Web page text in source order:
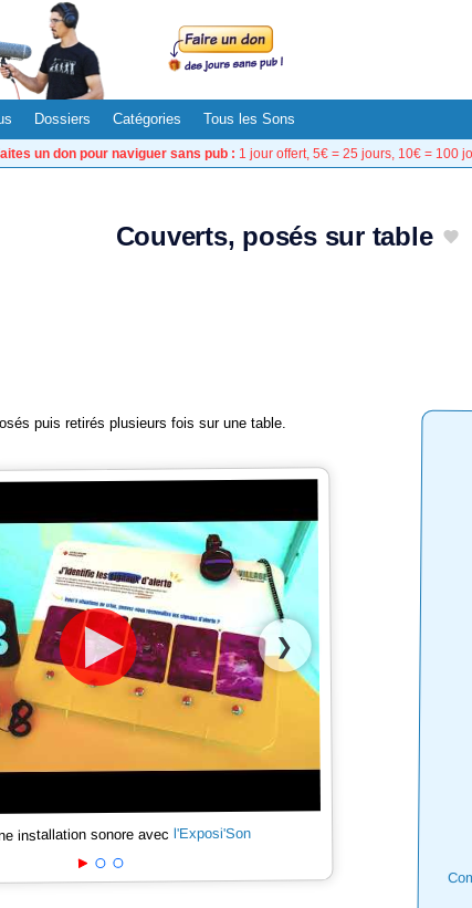
Dossiers Catégories Tous les Sons
un don pour naviguer sans pub : 1 jour offert, 5€ = 25 jours, 10€ = 100
Couverts, posés sur table
puis retirés plusieurs fois sur une table.
❯
installation sonore avecl'Exposi'Son